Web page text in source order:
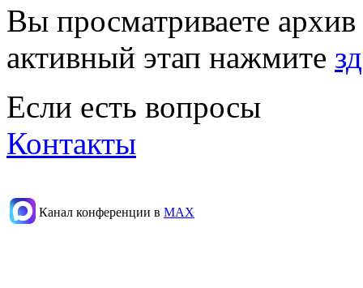
Вы просматриваете
активный этап нажмите
Если есть вопросы
Контакты
Канал конференции в МАХ